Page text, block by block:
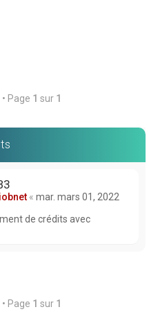
Page 1 sur 1
iobnet « mar. mars 01, 2022
de crédits avec
Page 1 sur 1